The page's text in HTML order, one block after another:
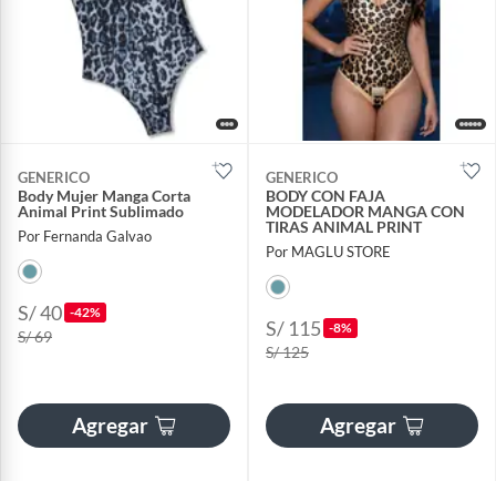
GENERICO
Body Mujer Manga Corta
Animal Print Sublimado
Por Fernanda Galvao
S/ 40 -42%
S/ 69
Agregar
GENERICO
BODY CON FAJA
MODELADOR MANGA CON
TIRAS ANIMAL PRINT
Por MAGLU STORE
S/ 115 -8%
S/ 125
Agregar